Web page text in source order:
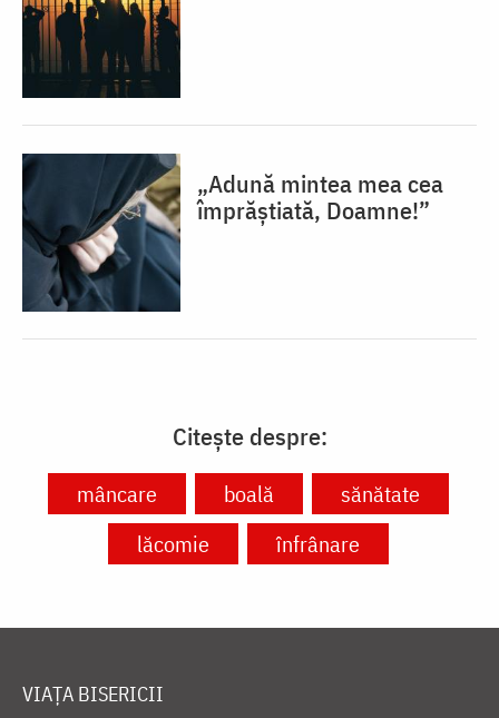
„Adună mintea mea cea
împrăștiată, Doamne!”
Citește despre:
mâncare boală
sănătate
lăcomie
înfrânare
VIAȚA BISERICII